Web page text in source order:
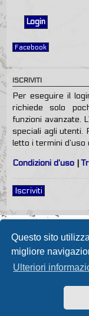
Questo sito
migliore
Ulteriori
Facebook
ISCRIVITI
Per eseguire il
richiede solo
funzioni avanzate.
speciali agli utenti.
letto i termini d’uso
Condizioni d’uso |
Iscriviti
Powered by
Passione